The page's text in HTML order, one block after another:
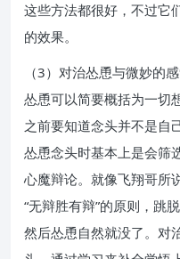
这些方法都很好，不过它
的效果。
（3）对治怂恿与微妙的
怂恿可以简要概括为一切
之前要知道念头并不是自
怂恿念头时基本上是会筛
心魔辩论。就像飞翔哥所
“无辩胜有辩”的原则，跳
然后怂恿自然就没了。对